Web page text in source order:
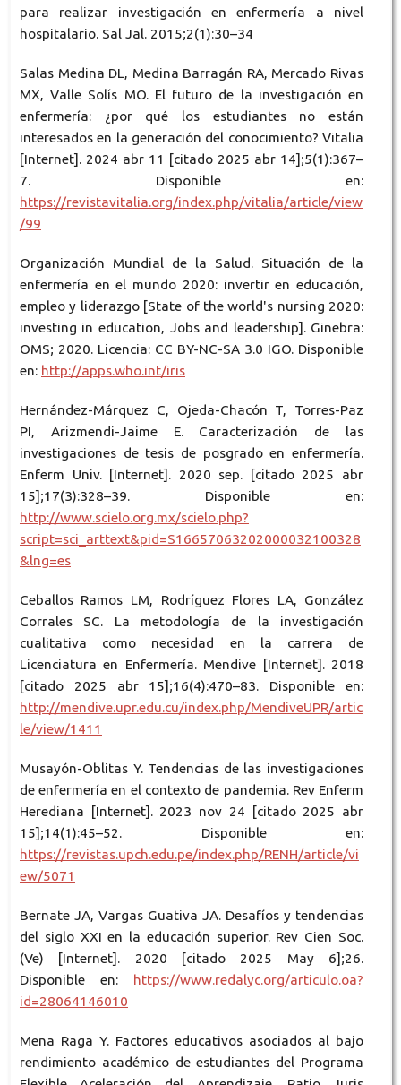
para realizar investigación en enfermería a nivel
hospitalario. Sal Jal. 2015;2(1):30–34
Salas Medina DL, Medina Barragán RA, Mercado Rivas
MX, Valle Solís MO. El futuro de la investigación en
enfermería: ¿por qué los estudiantes no están
interesados en la generación del conocimiento? Vitalia
[Internet]. 2024 abr 11 [citado 2025 abr 14];5(1):367–
7. Disponible en:
https://revistavitalia.org/index.php/vitalia/article/view
/99
Organización Mundial de la Salud. Situación de la
enfermería en el mundo 2020: invertir en educación,
empleo y liderazgo [State of the world's nursing 2020:
investing in education, Jobs and leadership]. Ginebra:
OMS; 2020. Licencia: CC BY-NC-SA 3.0 IGO. Disponible
en: http://apps.who.int/iris
Hernández-Márquez C, Ojeda-Chacón T, Torres-Paz
PI, Arizmendi-Jaime E. Caracterización de las
investigaciones de tesis de posgrado en enfermería.
Enferm Univ. [Internet]. 2020 sep. [citado 2025 abr
15];17(3):328–39. Disponible en:
http://www.scielo.org.mx/scielo.php?
script=sci_arttext&pid=S16657063202000032100328
&lng=es
Ceballos Ramos LM, Rodríguez Flores LA, González
Corrales SC. La metodología de la investigación
cualitativa como necesidad en la carrera de
Licenciatura en Enfermería. Mendive [Internet]. 2018
[citado 2025 abr 15];16(4):470–83. Disponible en:
http://mendive.upr.edu.cu/index.php/MendiveUPR/artic
le/view/1411
Musayón-Oblitas Y. Tendencias de las investigaciones
de enfermería en el contexto de pandemia. Rev Enferm
Herediana [Internet]. 2023 nov 24 [citado 2025 abr
15];14(1):45–52. Disponible en:
https://revistas.upch.edu.pe/index.php/RENH/article/vi
ew/5071
Bernate JA, Vargas Guativa JA. Desafíos y tendencias
del siglo XXI en la educación superior. Rev Cien Soc.
(Ve) [Internet]. 2020 [citado 2025 May 6];26.
Disponible en: https://www.redalyc.org/articulo.oa?
id=28064146010
Mena Raga Y. Factores educativos asociados al bajo
rendimiento académico de estudiantes del Programa